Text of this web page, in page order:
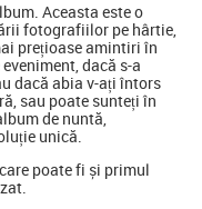
Aceasta este o
fotografiilor pe hârtie,
prețioase amintiri în
dacă s-a
dacă abia v-ați întors
sau poate sunteți în
de nuntă,
unică.
poate fi și primul